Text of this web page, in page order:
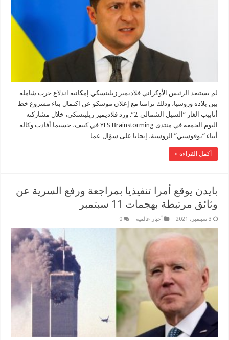
لم يستبعد الرئيس الأوكراني فلاديمير زيلينسكي إمكانية اندلاع حرب شاملة
بين بلاده وروسيا، وذلك تزامنا مع إعلان موسكو عن اكتمال بناء مشروع خط
أنابيب الغاز “السيل الشمالي-2”. ورد فلاديمير زيلينسكي، خلال مشاركته
اليوم الجمعة في منتدى YES Brainstorming في كييف، حسبما أفادت وكالة
أنباء “نوفوستي” الروسية، إيجابا على سؤال عما …
أكمل القراءة »
بايدن يوقع أمرا تنفيذيا بمراجعة ورفع السرية عن
وثائق مرتبطة بهجمات 11 سبتمبر
3 سبتمبر، 2021 أخبار عالمية 0